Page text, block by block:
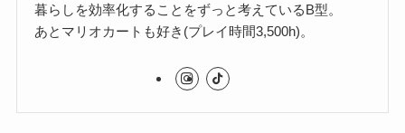
暮らしを効率化することをずっと考えているB型。
あとマリオカートも好き(プレイ時間3,500h)。